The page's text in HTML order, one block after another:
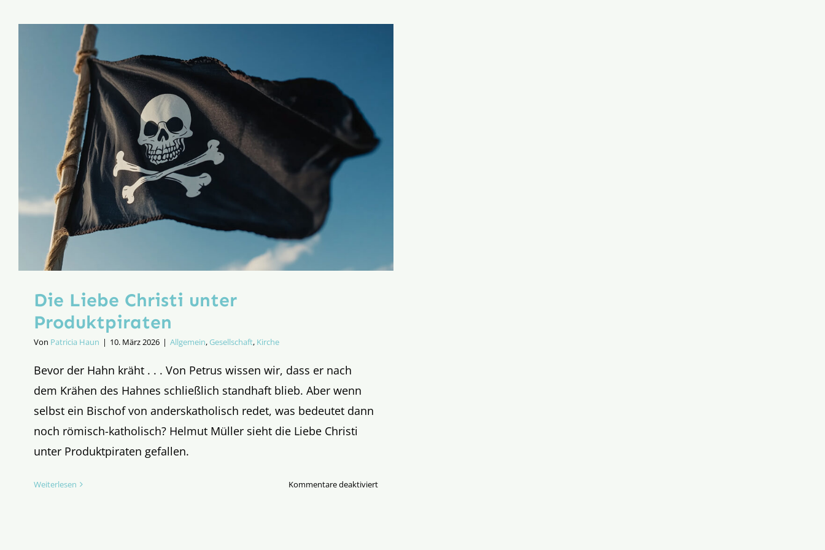
Die Liebe Christi unter
Produktpiraten
Von Patricia Haun | 10. März 2026 | Allgemein,Gesellschaft, Kirche
Bevor der Hahn kräht . . . Von Petrus wissen wir, dass er nach
dem Krähen des Hahnes schließlich standhaft blieb. Aber wenn
selbst ein Bischof von anderskatholisch redet, was bedeutet dann
noch römisch-katholisch? Helmut Müller sieht die Liebe Christi
unter Produktpiraten gefallen.
Weiterlesen Kommentare deaktiviertfür